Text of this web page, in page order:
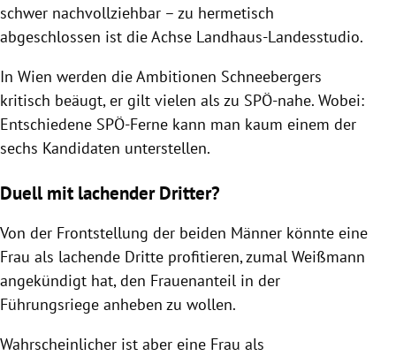
schwer nachvollziehbar – zu hermetisch
abgeschlossen ist die Achse Landhaus-Landesstudio.
In Wien werden die Ambitionen Schneebergers
kritisch beäugt, er gilt vielen als zu SPÖ-nahe. Wobei:
Entschiedene SPÖ-Ferne kann man kaum einem der
sechs Kandidaten unterstellen.
Duell mit lachender Dritter?
Von der Frontstellung der beiden Männer könnte eine
Frau als lachende Dritte profitieren, zumal Weißmann
angekündigt hat, den Frauenanteil in der
Führungsriege anheben zu wollen.
Wahrscheinlicher ist aber eine Frau als